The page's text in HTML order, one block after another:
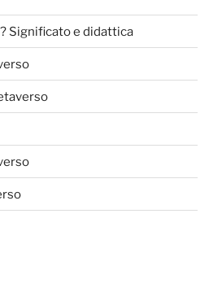
Significato e didattica